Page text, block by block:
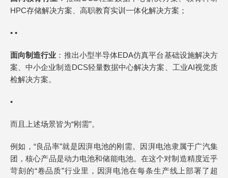
HPC存储解决方案、高职教育实训一体化解决方案；
• •
面向制造行业 ：推出小型半导体EDA仿真平台基础设施解决方
案、中小企业制造DCS轻量数据中心解决方案、工业AI视觉质
检解决方案。
•
而且上述场景皆为“刚需”。
例如，“良品率”就是因湃电池的刚需。因湃电池隶属于广汽集
团，核心产品是动力电池和储能电池。在这个对制造精度近乎
苛刻的“卷品质”行业里，因湃电池在每条生产线上部署了超